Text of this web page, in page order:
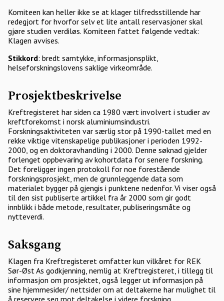
Komiteen kan heller ikke se at klager tilfredsstillende har
redegjort for hvorfor selv et lite antall reservasjoner skal
gjøre studien verdiløs. Komiteen fattet følgende vedtak:
Klagen avvises.
Stikkord: bredt samtykke, informasjonsplikt,
helseforskningslovens saklige virkeområde.
Prosjektbeskrivelse
Kreftregisteret har siden ca 1980 vært involvert i studier av
kreftforekomst i norsk aluminiumsindustri.
Forskningsaktiviteten var særlig stor på 1990-tallet med en
rekke viktige vitenskapelige publikasjoner i perioden 1992-
2000, og en doktoravhandling i 2000. Denne søknad gjelder
forlenget oppbevaring av kohortdata for senere forskning.
Det foreligger ingen protokoll for noe forestående
forskningsprosjekt, men de grunnleggende data som
materialet bygger på gjengis i punktene nedenfor. Vi viser også
til den sist publiserte artikkel fra år 2000 som gir godt
innblikk i både metode, resultater, publiseringsmåte og
nytteverdi.
Saksgang
Klagen fra Kreftregisteret omfatter kun vilkåret for REK
Sør-Øst As godkjenning, nemlig at Kreftregisteret, i tillegg til
informasjon om prosjektet, også legger ut informasjon på
sine hjemmesider/ nettsider om at deltakerne har mulighet til
å reservere seg mot deltakelse i videre forskning.